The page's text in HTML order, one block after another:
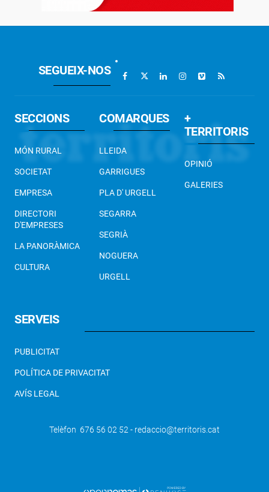
SEGUEIX-NOS
SECCIONS
MÓN RURAL
SOCIETAT
EMPRESA
DIRECTORI
D'EMPRESES
LA PANORÀMICA
CULTURA
COMARQUES
LLEIDA
GARRIGUES
PLA D' URGELL
SEGARRA
SEGRIÀ
NOGUERA
URGELL
+
TERRITORIS
OPINIÓ
GALERIES
SERVEIS
PUBLICITAT
POLÍTICA DE PRIVACITAT
AVÍS LEGAL
Telèfon 676 56 02 52 - redaccio@territoris.cat